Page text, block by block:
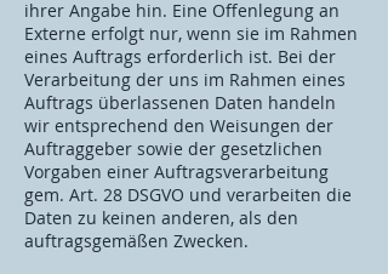
ihrer Angabe hin. Eine Offenlegung an
Externe erfolgt nur, wenn sie im Rahmen
eines Auftrags erforderlich ist. Bei der
Verarbeitung der uns im Rahmen eines
Auftrags überlassenen Daten handeln
wir entsprechend den Weisungen der
Auftraggeber sowie der gesetzlichen
Vorgaben einer Auftragsverarbeitung
gem. Art. 28 DSGVO und verarbeiten die
Daten zu keinen anderen, als den
auftragsgemäßen Zwecken.